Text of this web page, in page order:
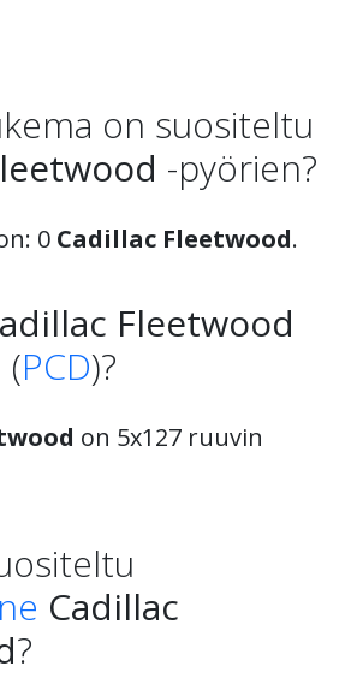
on suositeltu
-pyörien?
0 Cadillac Fleetwood.
Fleetwood
PCD)?
on 5x127 ruuvin
Cadillac
?